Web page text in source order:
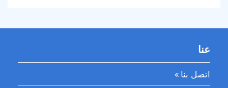
عنا
اتصل بنا